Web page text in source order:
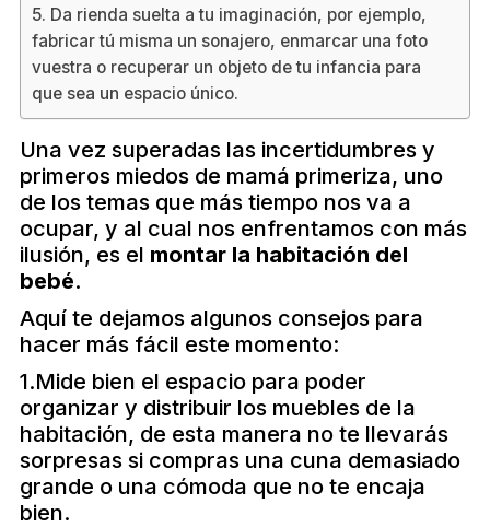
5. Da rienda suelta a tu imaginación, por ejemplo,
fabricar tú misma un sonajero, enmarcar una foto
vuestra o recuperar un objeto de tu infancia para
que sea un espacio único.
Una vez superadas las incertidumbres y
primeros miedos de mamá primeriza, uno
de los temas que más tiempo nos va a
ocupar, y al cual nos enfrentamos con más
ilusión, es el montar la habitación del
bebé.
Aquí te dejamos algunos consejos para
hacer más fácil este momento:
1.Mide bien el espacio para poder
organizar y distribuir los muebles de la
habitación, de esta manera no te llevarás
sorpresas si compras una cuna demasiado
grande o una cómoda que no te encaja
bien.